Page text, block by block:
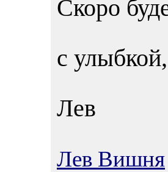
Скоро
с улыбкой,
Лев
Лев Вишня